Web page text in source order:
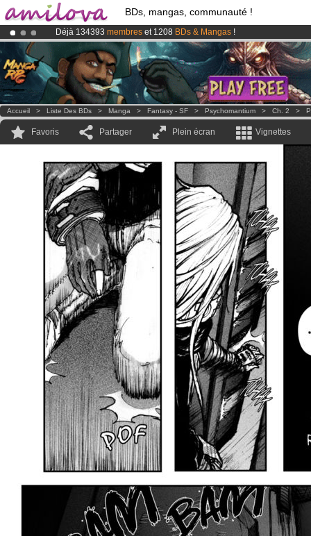
BDs, mangas, communauté !
Déjà 134393 membres et 1208 BDs & Mangas !
LeKickstarter Amilova est désormais lancé!.
Abonnement premium: à partir de
3.95 eurospar mois !Clique ici
Accueil > Liste Des BDs > Manga > Fantasy - SF > Psychomantium > Ch. 2 >
Favoris Partager Plein écran Vignettes